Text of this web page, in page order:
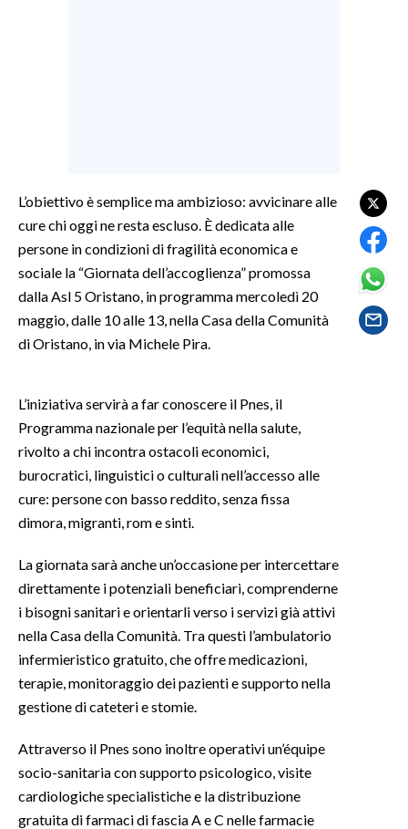
GOSSIP
SALUTE
SARDEGNA TURISMO
#CARAUNIONE
3 MINUTI CON
INSULARITÀ
INFO AZIENDE
ABBONATI
ANNUNCI
PUBBLICITÀ
SPIAGGE
L’obiettivo è semplice ma ambizioso: avvicinare alle
cure chi oggi ne resta escluso. È dedicata alle
persone in condizioni di fragilità economica e
sociale la “Giornata dell’accoglienza” promossa
dalla Asl 5 Oristano, in programma mercoledì 20
maggio, dalle 10 alle 13, nella Casa della Comunità
di Oristano, in via Michele Pira.
L’iniziativa servirà a far conoscere il Pnes, il
Programma nazionale per l’equità nella salute,
rivolto a chi incontra ostacoli economici,
burocratici, linguistici o culturali nell’accesso alle
cure: persone con basso reddito, senza fissa
dimora, migranti, rom e sinti.
La giornata sarà anche un’occasione per intercettare
direttamente i potenziali beneficiari, comprenderne
i bisogni sanitari e orientarli verso i servizi già attivi
nella Casa della Comunità. Tra questi l’ambulatorio
infermieristico gratuito, che offre medicazioni,
terapie, monitoraggio dei pazienti e supporto nella
gestione di cateteri e stomie.
Attraverso il Pnes sono inoltre operativi un’équipe
socio-sanitaria con supporto psicologico, visite
cardiologiche specialistiche e la distribuzione
gratuita di farmaci di fascia A e C nelle farmacie